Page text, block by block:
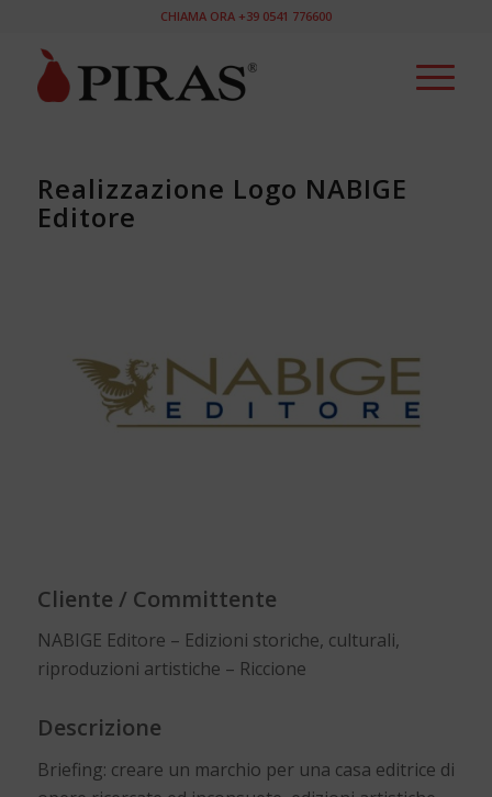
CHIAMA ORA +39 0541 776600
Realizzazione Logo NABIGE
Editore
Cliente / Committente
NABIGE Editore – Edizioni storiche, culturali,
riproduzioni artistiche – Riccione
Descrizione
Briefing: creare un marchio per una casa editrice di